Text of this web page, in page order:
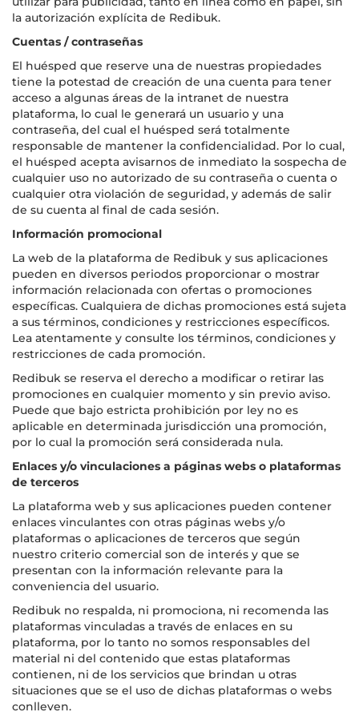
la autorización explícita de Redibuk.
Cuentas / contraseñas
El huésped que reserve una de nuestras propiedades
tiene la potestad de creación de una cuenta para tener
acceso a algunas áreas de la intranet de nuestra
plataforma, lo cual le generará un usuario y una
contraseña, del cual el huésped será totalmente
responsable de mantener la confidencialidad. Por lo cual,
el huésped acepta avisarnos de inmediato la sospecha de
cualquier uso no autorizado de su contraseña o cuenta o
cualquier otra violación de seguridad, y además de salir
de su cuenta al final de cada sesión.
Información promocional
La web de la plataforma de Redibuk y sus aplicaciones
pueden en diversos periodos proporcionar o mostrar
información relacionada con ofertas o promociones
específicas. Cualquiera de dichas promociones está sujeta
a sus términos, condiciones y restricciones específicos.
Lea atentamente y consulte los términos, condiciones y
restricciones de cada promoción.
Redibuk se reserva el derecho a modificar o retirar las
promociones en cualquier momento y sin previo aviso.
Puede que bajo estricta prohibición por ley no es
aplicable en determinada jurisdicción una promoción,
por lo cual la promoción será considerada nula.
Enlaces y/o vinculaciones a páginas webs o plataformas
de terceros
La plataforma web y sus aplicaciones pueden contener
enlaces vinculantes con otras páginas webs y/o
plataformas o aplicaciones de terceros que según
nuestro criterio comercial son de interés y que se
presentan con la información relevante para la
conveniencia del usuario.
Redibuk no respalda, ni promociona, ni recomenda las
plataformas vinculadas a través de enlaces en su
plataforma, por lo tanto no somos responsables del
material ni del contenido que estas plataformas
contienen, ni de los servicios que brindan u otras
situaciones que se el uso de dichas plataformas o webs
conlleven.